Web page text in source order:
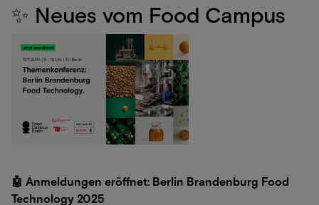
✨ Neues vom Food Campus
🤖 Anmeldungen eröffnet: Berlin Brandenburg Food
Technology 2025